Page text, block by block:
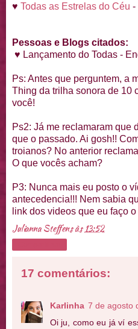
♥ Todas as Estrelas do Céu -
Pessoas e Blogs citados:
♥ Lançamento do Todas -
Ps: Antes que perguntem, a
Thing da trilha sonora de 10
você!
Ps2: Já me reclamaram que
que o passado. Ai gosh!!
troianos? No anterior
O que vocês acham?
P3: Nunca mais eu posto o
antecedencia!!! Nem sabia
link dos videos que eu faço
Julianna Steffensàs 13:52
17 comentários:
Karlinha 7 de agosto
Oi ju, como eu já ví